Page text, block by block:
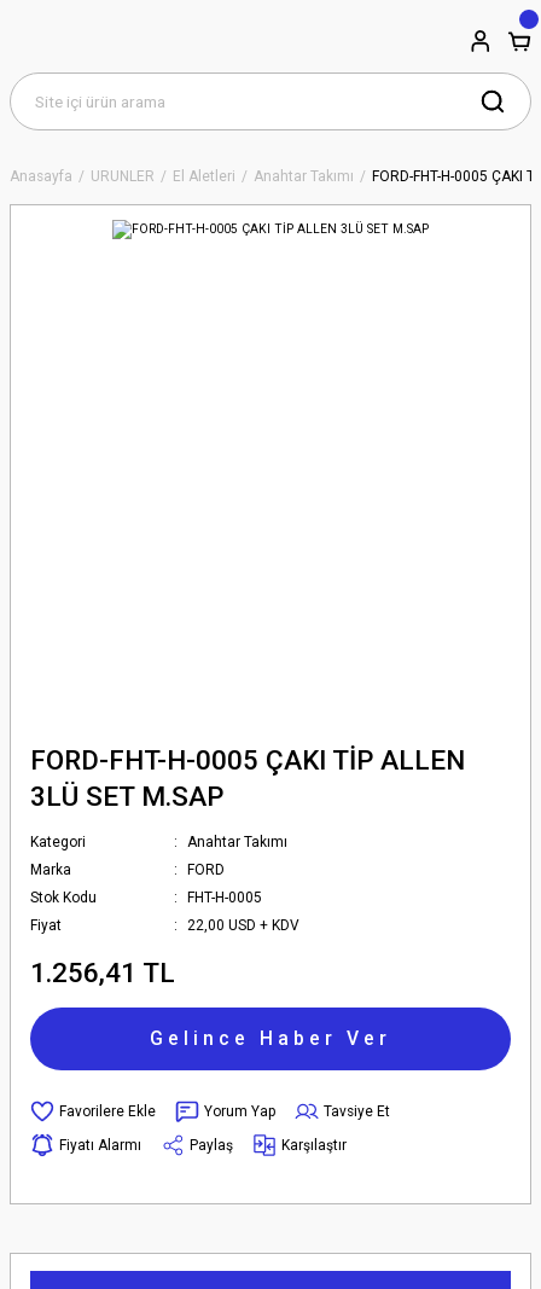
Anasayfa ÜRÜNLER El Aletleri Anahtar Takımı FORD-FHT-H-0005 ÇAKI
FORD-FHT-H-0005 ÇAKI TİP ALLEN
3LÜ SET M.SAP
Kategori
Anahtar Takımı
Marka
FORD
Stok Kodu
FHT-H-0005
Fiyat
22,00 USD + KDV
1.256,41 TL
Gelince Haber Ver
Yorum Yap
Tavsiye Et
Fiyatı Alarmı
Paylaş Karşılaştır